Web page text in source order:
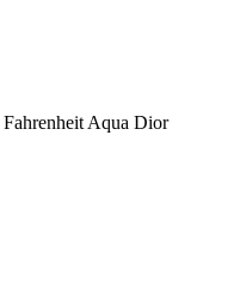
Fahrenheit Aqua Dior